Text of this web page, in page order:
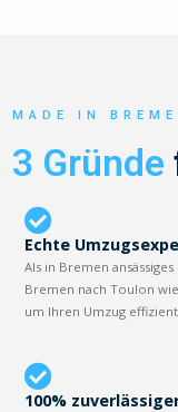
MADE IN
3 Gründe
Echte
Als in Bremen
Bremen nach Toulon
um Ihren Umzug
100%